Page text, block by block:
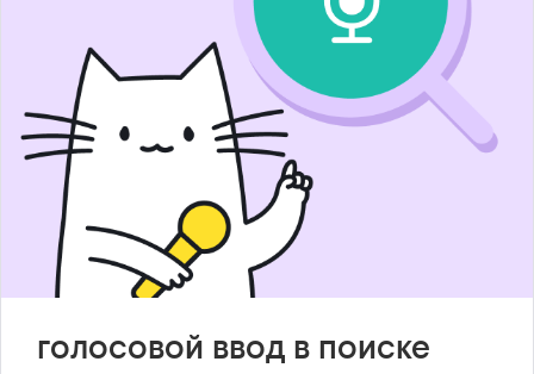
голосовой ввод в поиске